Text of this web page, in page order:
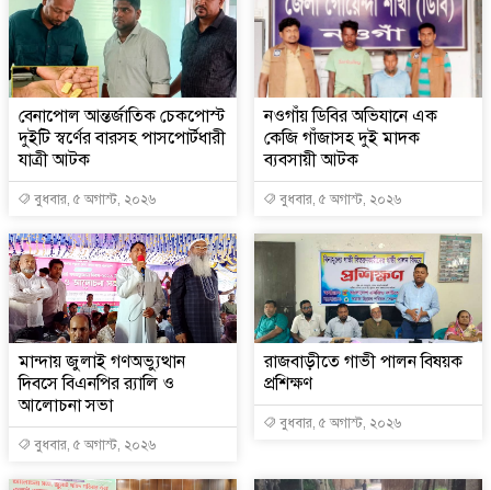
বেনাপোল আন্তর্জাতিক চেকপোস্ট
দুইটি স্বর্ণের বারসহ পাসপোর্টধারী
যাত্রী আটক
বুধবার, ৫ অগাস্ট, ২০২৬
নওগাঁয় ডিবির অভিযানে এক
কেজি গাঁজাসহ দুই মাদক
ব্যবসায়ী আটক
বুধবার, ৫ অগাস্ট, ২০২৬
মান্দায় জুলাই গণঅভ্যুত্থান
দিবসে বিএনপির র‍্যালি ও
আলোচনা সভা
বুধবার, ৫ অগাস্ট, ২০২৬
রাজবাড়ীতে গাভী পালন বিষয়ক
প্রশিক্ষণ
বুধবার, ৫ অগাস্ট, ২০২৬